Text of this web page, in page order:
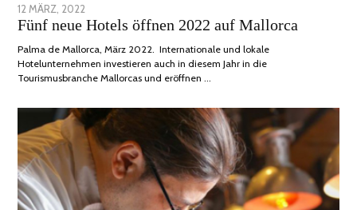
POSTED
ON
12 MÄRZ, 2022
DEZEMBER,
Fünf neue Hotels öffnen 2022 auf Mallorca
Palma de Mallorca, März 2022. Internationale und lokale
Hotelunternehmen investieren auch in diesem Jahr in die
Tourismusbranche Mallorcas und eröffnen …